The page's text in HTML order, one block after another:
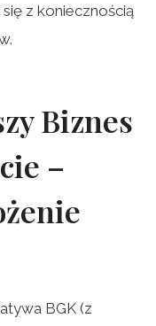
z koniecznością
Biznes
–
BGK (z